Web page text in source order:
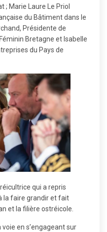
; Marie Laure Le Priol
du Bâtiment dans le
Présidente de
Bretagne et Isabelle
du Pays de
qui a repris
la faire grandir et fait
et la filière ostréicole.
en s’engageant sur